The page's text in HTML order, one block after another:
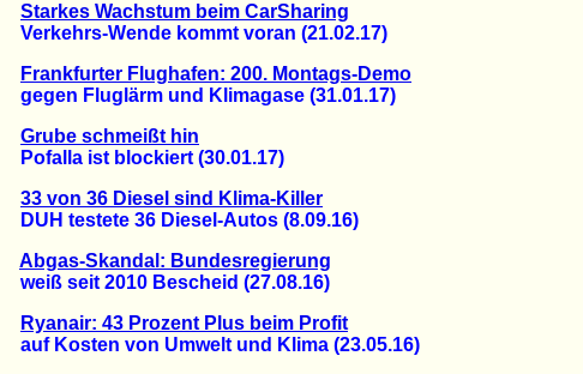
Starkes Wachstum beim CarSharing
Verkehrs-Wende kommt voran (21.02.17)
Frankfurter Flughafen: 200. Montags-Demo
gegen Fluglärm und Klimagase (31.01.17)
Grube schmeißt hin
Pofalla ist blockiert (30.01.17)
33 von 36 Diesel sind Klima-Killer
DUH testete 36 Diesel-Autos (8.09.16)
Abgas-Skandal: Bundesregierung
weiß seit 2010 Bescheid (27.08.16)
Ryanair: 43 Prozent Plus beim Profit
auf Kosten von Umwelt und Klima (23.05.16)